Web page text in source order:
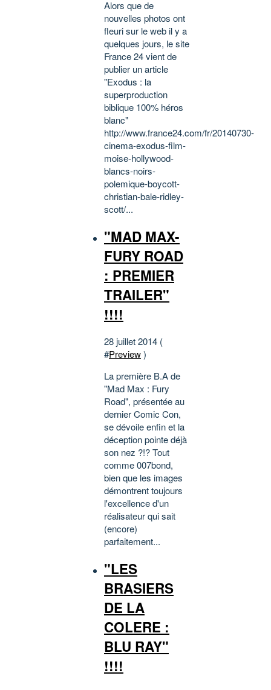
Alors que de
nouvelles photos ont
fleuri sur le web il y a
quelques jours, le site
France 24 vient de
publier un article
"Exodus : la
superproduction
biblique 100% héros
blanc"
http://www.france24.com/fr/20140730-
cinema-exodus-film-
moise-hollywood-
blancs-noirs-
polemique-boycott-
christian-bale-ridley-
scott/...
"MAD MAX-
FURY ROAD
: PREMIER
TRAILER"
!!!!
28 juillet 2014 (
#Preview)
La première B.A de
"Mad Max : Fury
Road", présentée au
dernier Comic Con,
se dévoile enfin et la
déception pointe déjà
son nez ?!? Tout
comme 007bond,
bien que les images
démontrent toujours
l'excellence d'un
réalisateur qui sait
(encore)
parfaitement...
"LES
BRASIERS
DE LA
COLERE :
BLU RAY"
!!!!